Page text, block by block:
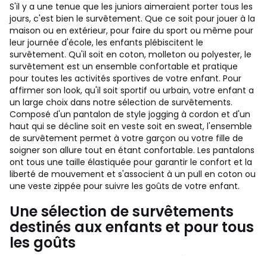
S'il y a une tenue que les juniors aimeraient porter tous les
jours, c'est bien le survêtement. Que ce soit pour jouer à la
maison ou en extérieur, pour faire du sport ou même pour
leur journée d'école, les enfants plébiscitent le
survêtement. Qu'il soit en coton, molleton ou polyester, le
survêtement est un ensemble confortable et pratique
pour toutes les activités sportives de votre enfant. Pour
affirmer son look, qu'il soit sportif ou urbain, votre enfant a
un large choix dans notre sélection de survêtements.
Composé d'un pantalon de style jogging à cordon et d'un
haut qui se décline soit en veste soit en sweat, l'ensemble
de survêtement permet à votre garçon ou votre fille de
soigner son allure tout en étant confortable. Les pantalons
ont tous une taille élastiquée pour garantir le confort et la
liberté de mouvement et s'associent à un pull en coton ou
une veste zippée pour suivre les goûts de votre enfant.
Une sélection de survêtements
destinés aux enfants et pour tous
les goûts